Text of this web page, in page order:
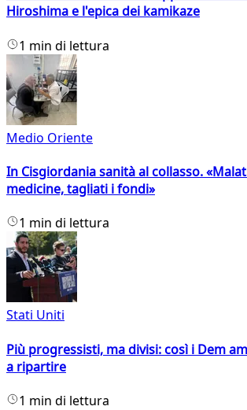
Hiroshima e l'epica dei kamikaze
1 min di lettura
Medio Oriente
In Cisgiordania sanità al collasso.
medicine, tagliati i fondi»
1 min di lettura
Stati Uniti
Più progressisti, ma divisi: così i Dem
a ripartire
1 min di lettura